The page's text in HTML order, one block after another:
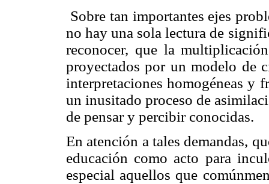
Sobre tan importantes ejes
no hay una sola lectura de
reconocer, que la
proyectados por un modelo de
interpretaciones homogéneas y
un inusitado proceso de
de pensar y percibir conocidas.
En atención a tales demandas,
educación como acto para
especial aquellos que